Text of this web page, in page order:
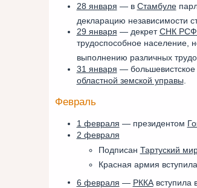
28 января — в Стамбуле
декларацию независимости
29 января — декрет СНК
трудоспособное население,
выполнению различных
31 января — большевистское
областной земской управы
Февраль
1 февраля — президентом
2 февраля
Подписан Тартуский
Красная армия
6 февраля — РККАвступила